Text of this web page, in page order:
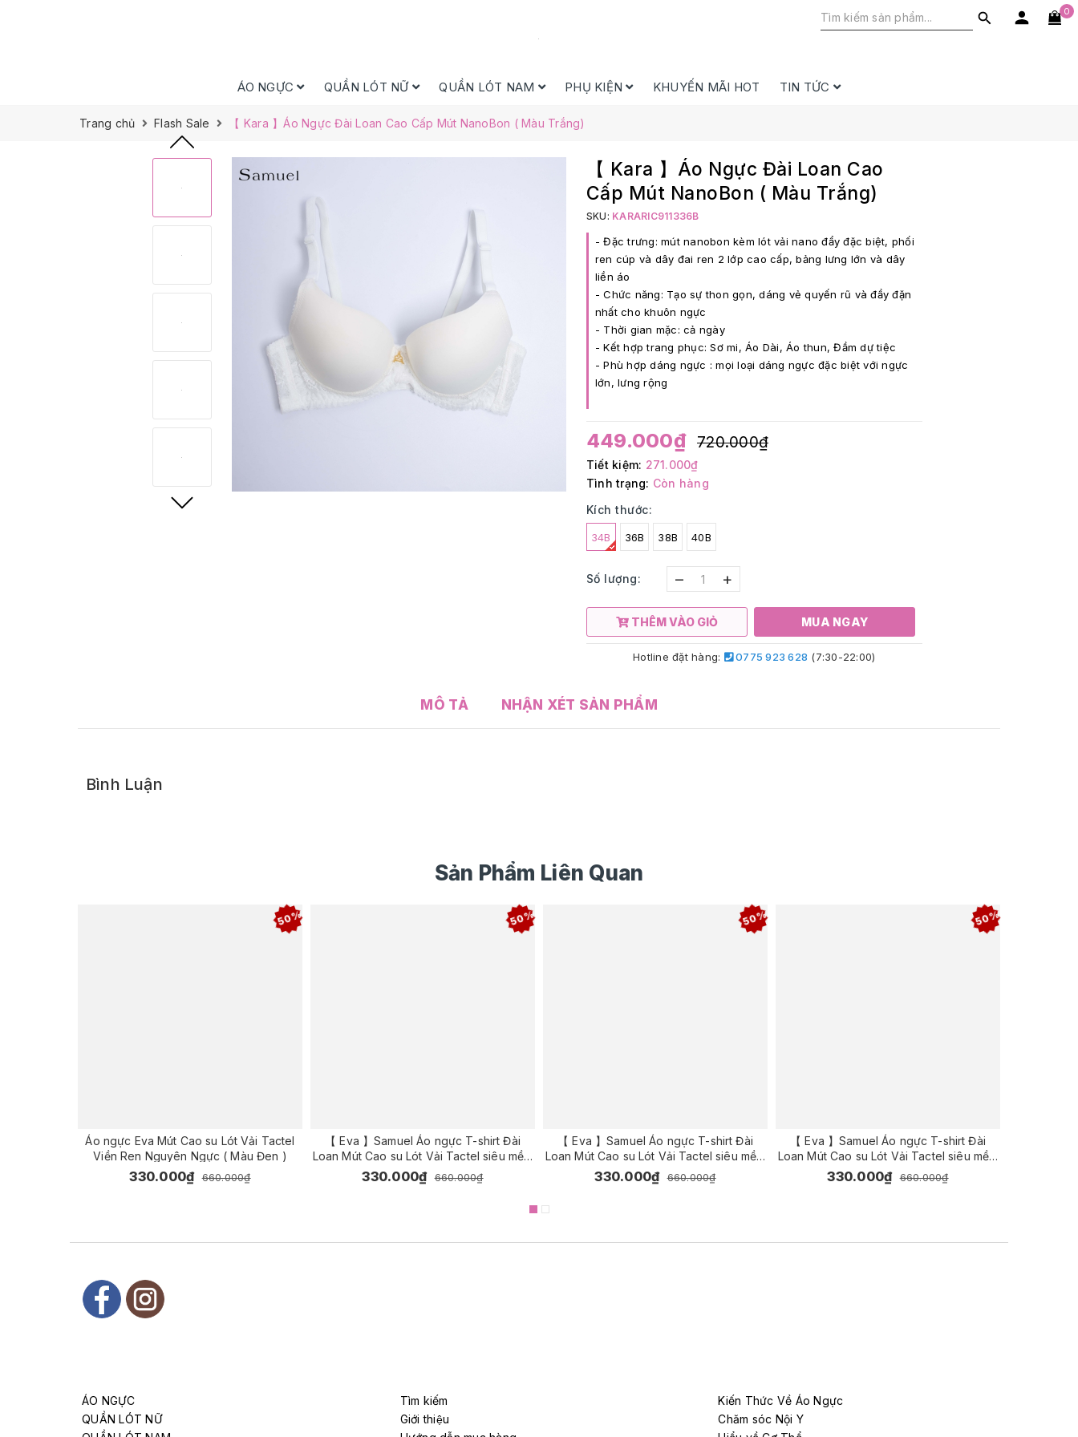
0
ÁO NGỰC QUẦN LÓT NỮ QUẦN LÓT NAM PHỤ KIỆN KHUYẾN MÃI HOT TIN TỨC
Trang chủ Flash Sale 【 Kara 】Áo Ngực Đài Loan Cao Cấp Mút NanoBon ( Màu Trắng)
【 Kara 】Áo Ngực Đài Loan Cao
Cấp Mút NanoBon ( Màu Trắng)
SKU: KARARIC911336B
- Đặc trưng: mút nanobon kèm lót vải nano đẩy đặc biệt, phối
ren cúp và dây đai ren 2 lớp cao cấp, bảng lưng lớn và dây
liền áo
- Chức năng: Tạo sự thon gọn, dáng vẻ quyến rũ và đầy đặn
nhất cho khuôn ngực
- Thời gian mặc: cả ngày
- Kết hợp trang phục: Sơ mi, Áo Dài, Áo thun, Đầm dự tiệc
- Phù hợp dáng ngực : mọi loại dáng ngực đặc biệt với ngực
lớn, lưng rộng
449.000₫ 720.000₫
Tiết kiệm: 271.000₫
Tình trạng: Còn hàng
Kích thước:
34B 36B 38B 40B
Số lượng: – +
THÊM VÀO GIỎ MUA NGAY
Hotline đặt hàng: 0775 923 628 (7:30-22:00)
MÔ TẢ NHẬN XÉT SẢN PHẨM
Bình Luận
Sản Phẩm Liên Quan
50%
Áo ngực Eva Mút Cao su Lót Vải Tactel
Viền Ren Nguyên Ngực ( Màu Đen )
330.000₫ 660.000₫
50%
【 Eva 】Samuel Áo ngực T-shirt Đài
Loan Mút Cao su Lót Vải Tactel siêu mềm
viền ren cao cấp nguyên ngực ( Màu Đỏ
)
330.000₫ 660.000₫
50%
【 Eva 】Samuel Áo ngực T-shirt Đài
Loan Mút Cao su Lót Vải Tactel siêu mềm
viền ren cao cấp nguyên ngực ( Màu
Xanh Đậm )
330.000₫ 660.000₫
50%
【 Eva 】Samuel Áo ngực T-shirt Đài
Loan Mút Cao su Lót Vải Tactel siêu mềm
viền ren cao cấp nguyên ngực ( Màu
Nho)
330.000₫ 660.000₫
ÁO NGỰC
QUẦN LÓT NỮ
Tìm kiếm
Giới thiệu
Kiến Thức Về Áo Ngực
Chăm sóc Nội Y